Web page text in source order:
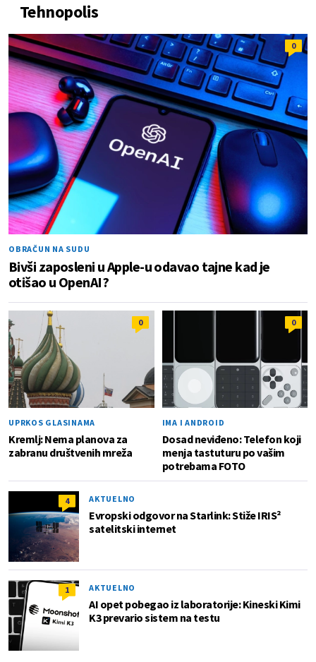
Tehnopolis
0
OBRAČUN NA SUDU
Bivši zaposleni u Apple-u odavao tajne kad je
otišao u OpenAI?
0
UPRKOS GLASINAMA
Kremlj: Nema planova za
zabranu društvenih mreža
0
IMA I ANDROID
Dosad neviđeno: Telefon koji
menja tastuturu po vašim
potrebama FOTO
4 AKTUELNO
Evropski odgovor na Starlink: Stiže IRIS²
satelitski internet
1 AKTUELNO
AI opet pobegao iz laboratorije: Kineski Kimi
K3 prevario sistem na testu